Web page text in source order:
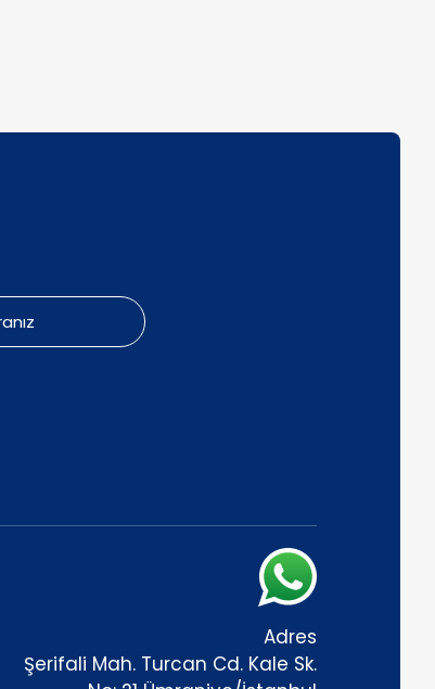
Adres
Şerifali Mah. Turcan Cd. Kale Sk.